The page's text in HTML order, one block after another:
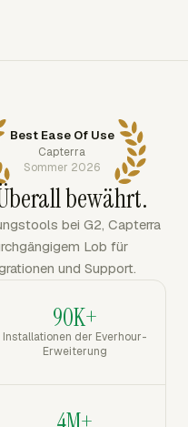
Best Ease Of Use
Capterra
Sommer 2026
bewährt.
bei G2, Capterra
Lob für
und Support.
90K+
Installationen der Everhour-
Erweiterung